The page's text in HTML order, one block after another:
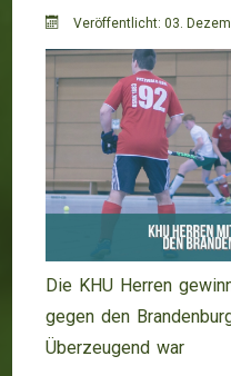
Veröffentlicht: 03.
Die KHU Herren
gegen den
Überzeugend war